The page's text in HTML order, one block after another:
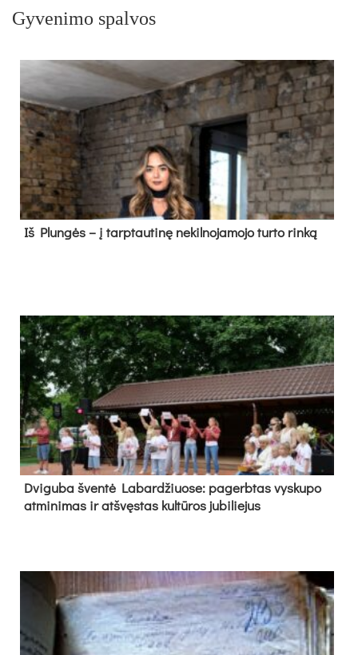
Gyvenimo spalvos
Iš Plungės – į tarptautinę nekilnojamojo turto rinką
Dvi­gu­ba šven­tė La­bar­džiuo­se: pa­gerb­tas vys­ku­po
at­mi­ni­mas ir at­švęs­tas kul­tū­ros ju­bi­lie­jus